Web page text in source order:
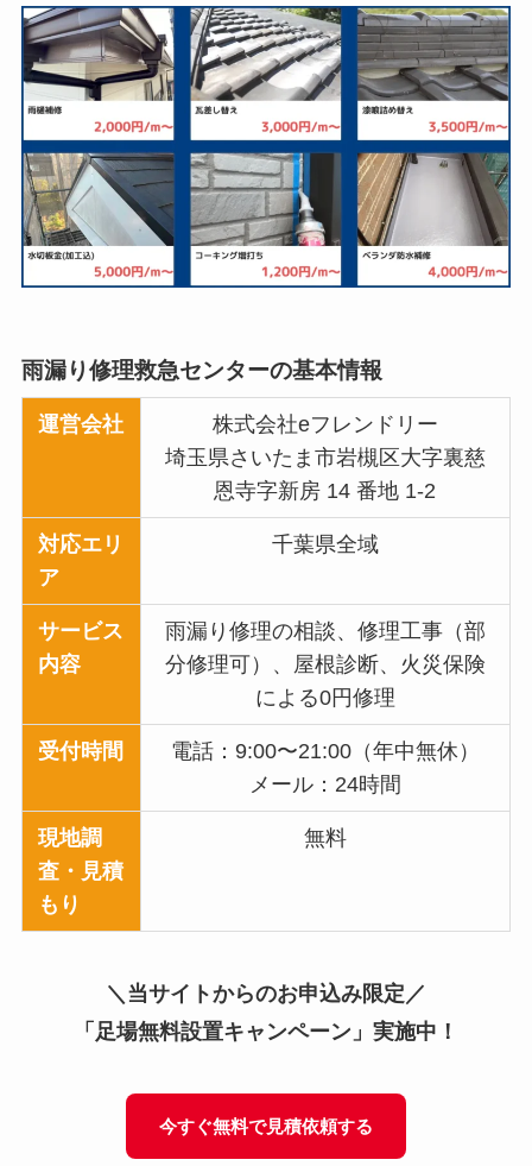
雨漏り修理救急センターの基本情報
運営会社
株式会社eフレンドリー
埼玉県さいたま市岩槻区大字裏慈
恩寺字新房 14 番地 1-2
対応エリ
ア
千葉県全域
サービス
内容
雨漏り修理の相談、修理工事（部
分修理可）、屋根診断、火災保険
による0円修理
受付時間
電話：9:00〜21:00（年中無休）
メール：24時間
現地調
査・見積
もり
無料
＼当サイトからのお申込み限定／
「足場無料設置キャンペーン」実施中！
今すぐ無料で見積依頼する